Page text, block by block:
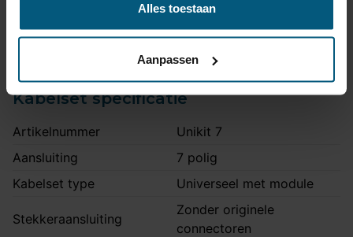
Alles toestaan
Aanpassen
line
Opmerking
Blue GT modellen
Kabelset specificatie
Artikelnummer
Unikit 7
Aansluiting
7 polig
Kabelset type
Universeel met module
Stekkeraansluiting
Zonder originele
connectoren